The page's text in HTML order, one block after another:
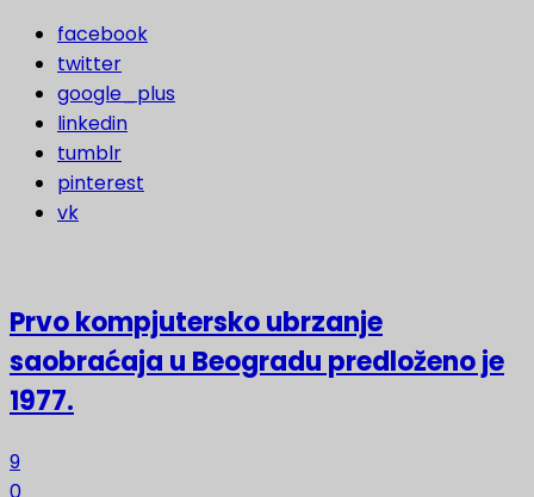
facebook
twitter
google_plus
linkedin
tumblr
pinterest
vk
Prvo kompjutersko ubrzanje
saobraćaja u Beogradu predloženo je
1977.
9
0